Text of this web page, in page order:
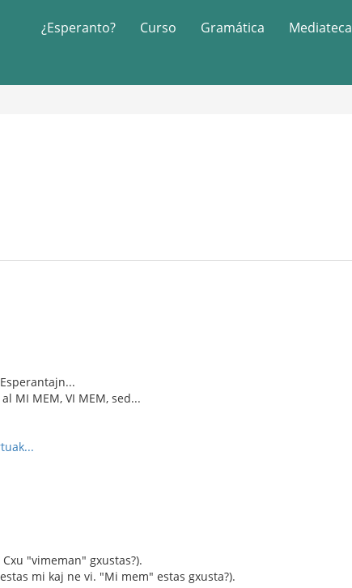
¿Esperanto? Curso Gramática Mediateca
MI MEM, VI MEM, sed...
"vimeman" gxustas?).
mi kaj ne vi. "Mi mem" estas gxusta?).